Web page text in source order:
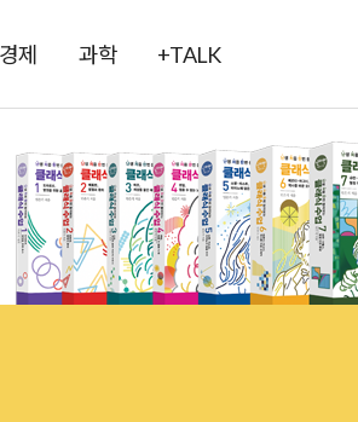
경제 과학 +TALK